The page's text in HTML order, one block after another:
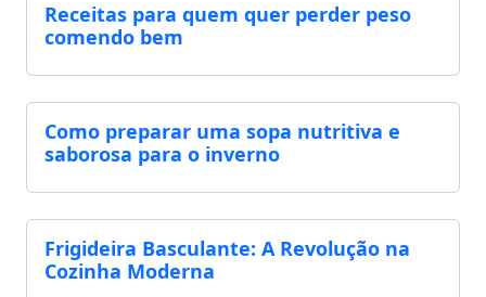
Receitas para quem quer perder peso
comendo bem
Como preparar uma sopa nutritiva e
saborosa para o inverno
Frigideira Basculante: A Revolução na
Cozinha Moderna